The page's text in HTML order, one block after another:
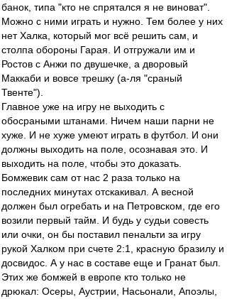
банок, типа "кто не спрятался я не виноват".
Можно с ними играть и нужно. Тем более у них
нет Халка, который мог всё решить сам, и
столпа обороны Гарая. И отгружали им и
Ростов с Анжи по двушечке, а дворовый
Маккаби и вовсе трешку (а-ля "сраный
Твенте").
Главное уже на игру не выходить с
обосраными штанами. Ничем наши парни не
хуже. И не хуже умеют играть в футбол. И они
должны выходить на поле, осознавая это. И
выходить на поле, чтобы это доказать.
Бомжевик сам от нас 2 раза только на
последних минутах отскакивал. А весной
должен был огребать и на Петровском, где его
возили первый тайм. И будь у судьи совесть
или очки, он бы поставил пенальти за игру
рукой Халком при счете 2:1, красную бразилу и
досвидос. А у нас в составе еще и Гранат был.
Этих же бомжей в европе кто только не
дрюкал: Осеры, Аустрии, Насьонали, Апоэлы,